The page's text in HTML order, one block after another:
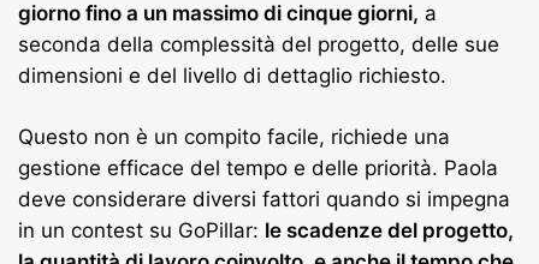
giorno fino a un massimo di cinque giorni, a
seconda della complessità del progetto, delle sue
dimensioni e del livello di dettaglio richiesto.
Questo non è un compito facile, richiede una
gestione efficace del tempo e delle priorità. Paola
deve considerare diversi fattori quando si impegna
in un contest su GoPillar: le scadenze del progetto,